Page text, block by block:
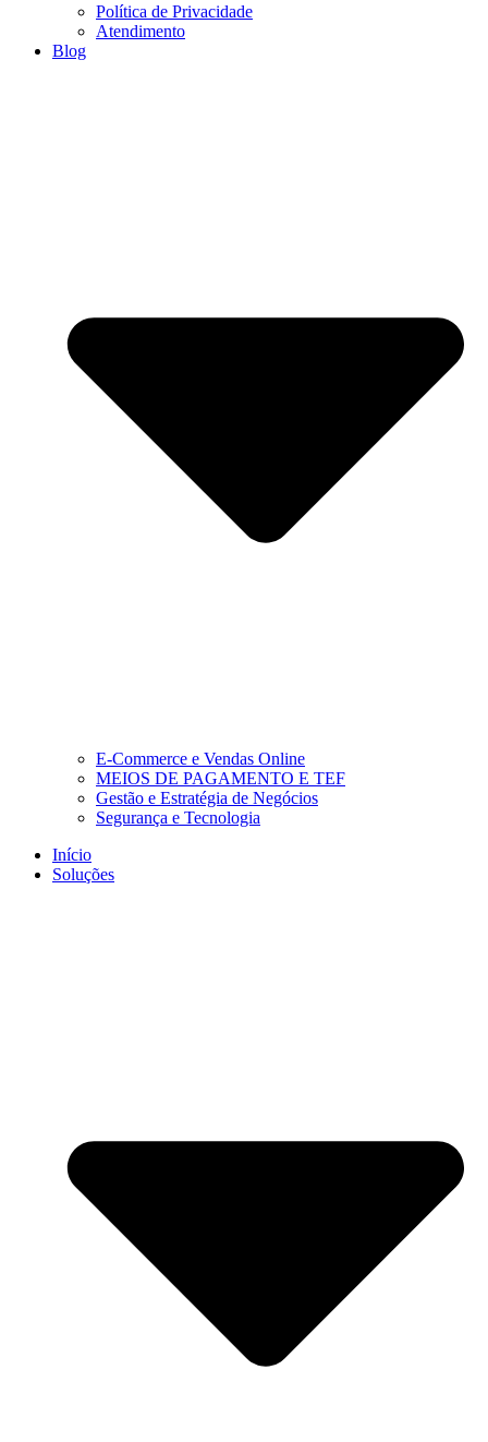
Política de Privacidade
Atendimento
Blog
E-Commerce e Vendas Online
MEIOS DE PAGAMENTO E TEF
Gestão e Estratégia de Negócios
Segurança e Tecnologia
Início
Soluções